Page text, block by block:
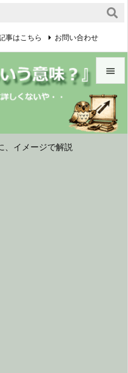
、イメージで解説


メニュ

事はこちら お問い合わせ